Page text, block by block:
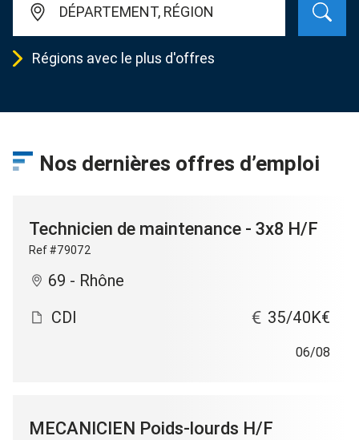
DÉPARTEMENT, RÉGION
Régions avec le plus d'offres
Nos dernières offres d’emploi
Technicien de maintenance - 3x8 H/F
Ref #79072
69 - Rhône
CDI
35/40K€
06/08
MECANICIEN Poids-lourds H/F